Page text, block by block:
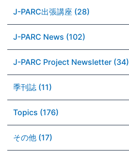
J-PARC出張講座 (28)
J-PARC News (102)
J-PARC Project Newsletter (34)
季刊誌 (11)
Topics (176)
その他 (17)